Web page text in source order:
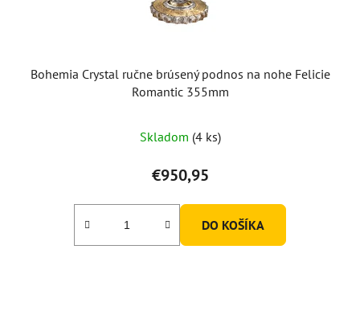
Bohemia Crystal ručne brúsený podnos na nohe Felicie
Romantic 355mm
Skladom (4 ks)
€950,95
DO KOŠÍKA